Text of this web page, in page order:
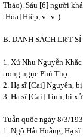
Thảo). Sáu [6] người
[Hòa] Hiệp, v.. v..).
B. DANH SÁCH LIệT
1. Xứ Nhu Nguyễn
trong ngục Phú Thọ.
2. Hạ sĩ [Cai] Nguyên,
3. Hạ sĩ [Cai] Tính, bị
Tuẫn quốc ngày 8/3/
1. Ngô Hải Hoằng, Hạ sĩ